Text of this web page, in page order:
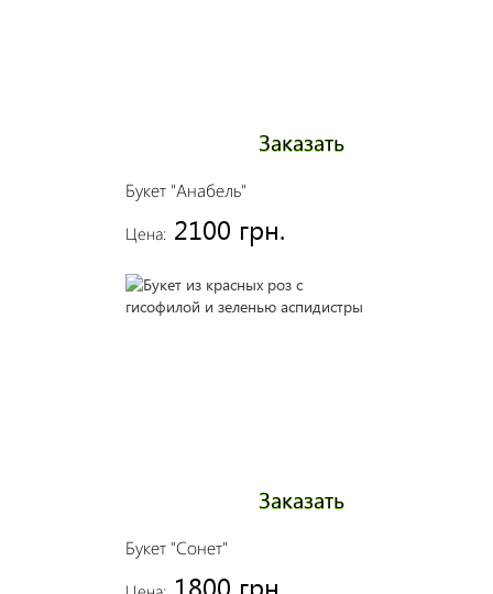
Букет "Анабель"
Цена: 2100 грн.
Заказать
Букет "Сонет"
1800 грн.
Заказать